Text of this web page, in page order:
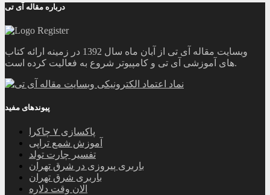
درباره مقاله آی تی
وبسایت مقاله آی تی از آبان ماه سال 1392 در زمینه ارائه کتاب
های آموزشی آی تی و کامپیوتر شروع به فعالیت کرده است.
پیوندهای مفید
پاکسازی ۷ چاکرا
آموزش شمع تراپی
تفسیر چارت تولد
باربری پیروزی در شرق تهران
باربری شرق تهران
الان وقت دلاره